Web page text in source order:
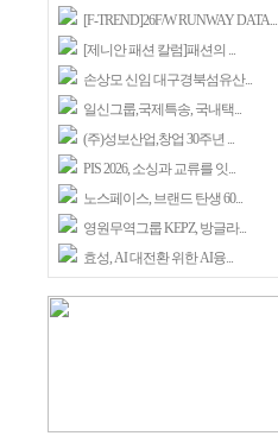
[F-TREND]26F/W RUNWAY DATA...
[제니안 패션 칼럼]패션의 ...
손상모 신임 대구경북섬유산...
일신그룹,국제특송, 국내택...
(주)성보산업,창업 30주년 ...
PIS 2026, 소싱과 교류를 잇...
노스페이스, 브랜드 탄생 60...
영원무역그룹 KEPZ, 방글라...
효성, AI 대전환 위한 AI융...